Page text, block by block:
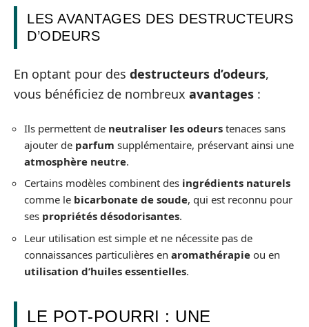
LES AVANTAGES DES DESTRUCTEURS
D’ODEURS
En optant pour des destructeurs d’odeurs,
vous bénéficiez de nombreux avantages :
Ils permettent de neutraliser les odeurs tenaces sans
ajouter de parfum supplémentaire, préservant ainsi une
atmosphère neutre.
Certains modèles combinent des ingrédients naturels
comme le bicarbonate de soude, qui est reconnu pour
ses propriétés désodorisantes.
Leur utilisation est simple et ne nécessite pas de
connaissances particulières en aromathérapie ou en
utilisation d’huiles essentielles.
LE POT-POURRI : UNE